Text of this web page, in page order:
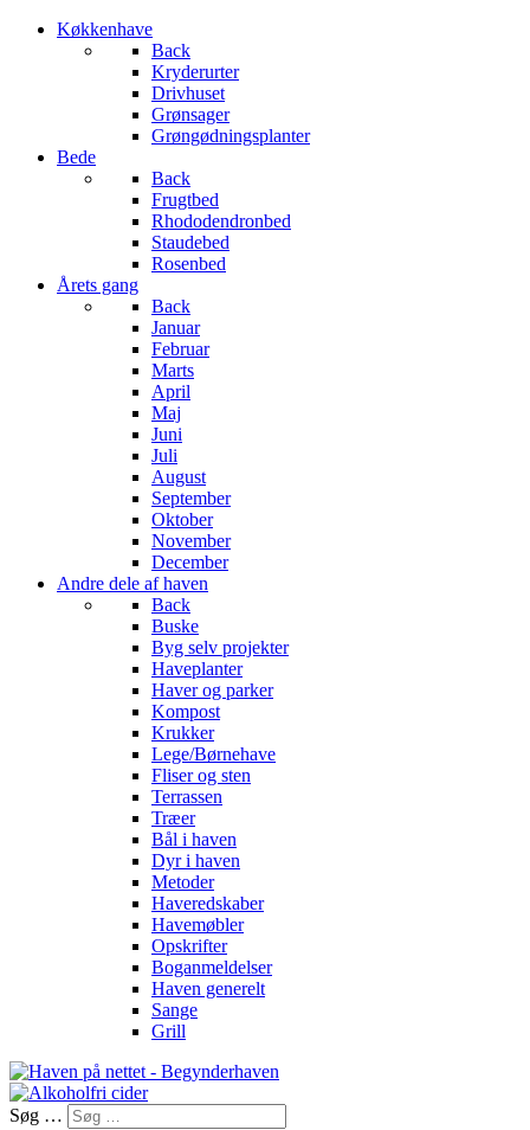
Køkkenhave
Back
Kryderurter
Drivhuset
Grønsager
Grøngødningsplanter
Bede
Back
Frugtbed
Rhododendronbed
Staudebed
Rosenbed
Årets gang
Back
Januar
Februar
Marts
April
Maj
Juni
Juli
August
September
Oktober
November
December
Andre dele af haven
Back
Buske
Byg selv projekter
Haveplanter
Haver og parker
Kompost
Krukker
Lege/Børnehave
Fliser og sten
Terrassen
Træer
Bål i haven
Dyr i haven
Metoder
Haveredskaber
Havemøbler
Opskrifter
Boganmeldelser
Haven generelt
Sange
Grill
Søg …